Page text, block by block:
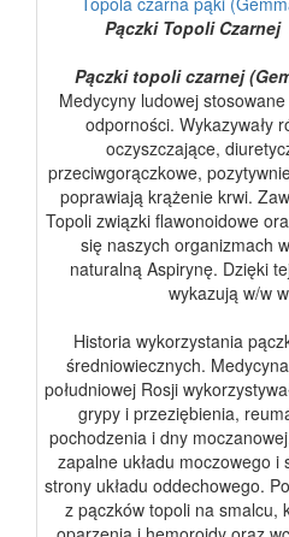
Pączki Topoli
Pączki topoli czarnej
Medycyny ludowej
odporności. Wykazywały
oczyszczające,
przeciwgorączkowe,
poprawiają krążenie krwi.
Topoli związki flawonoidowe
się naszych organizmach
naturalną Aspirynę. Dzięki
wykazują w/w
Historia wykorzystania
średniowiecznych.
południowej Rosji
grypy i przeziębienia,
pochodzenia i dny
zapalne układu moczowego
strony układu oddechowego.
z pączków topoli na smalcu,